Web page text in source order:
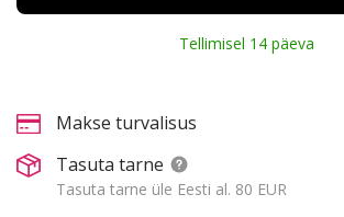
Tellimisel 14 päeva
Makse turvalisus
Tasuta tarne
Tasuta tarne üle Eesti al. 80 EUR